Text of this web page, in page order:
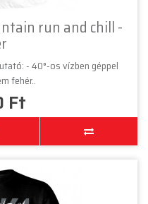
run and chill -
- 40°-os vízben géppel
fehér..
Ft